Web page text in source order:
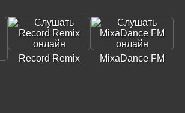
Record Remix MixaDance FM